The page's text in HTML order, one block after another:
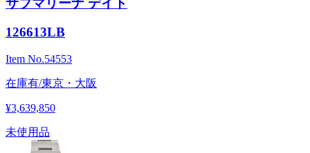
126613LB
Item No.54553
在庫有/東京・大阪
¥3,639,850
未使用品